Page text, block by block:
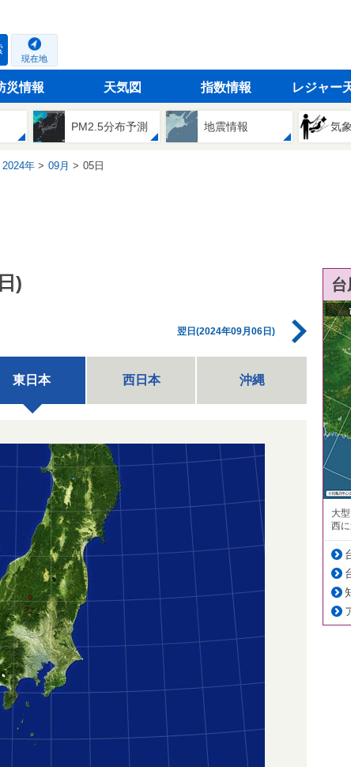
現在地
災情報 天気図 指数情報 レジャー
PM2.5分布予測 地震情報 気
2024年 09月 05日
)
翌日(2024年09月06日)
東日本 西日本 沖縄
大
西